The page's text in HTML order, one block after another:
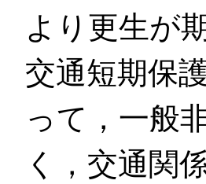
より更生が
交通短期保
って，一般
く，交通関